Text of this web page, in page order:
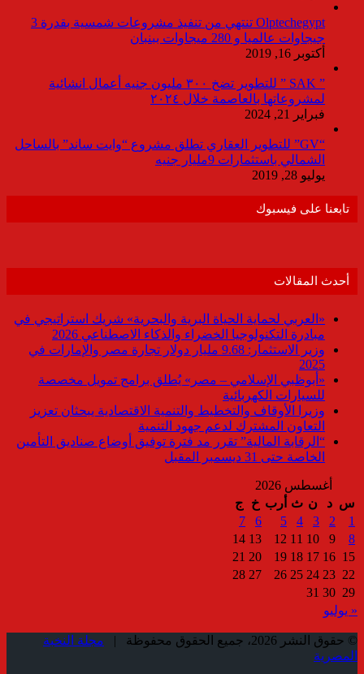
Olptechegypt تنتهي من تنفيذ مشروعات شمسية بقدرة 3
جيجاوات عالميا و 280 ميجاوات ببنبان
أكتوبر 16, 2019
” SAK ” للتطوير تضخ ٣٠٠ مليون جنيه أعمال انشائية
لمشروعاتها بالعاصمة خلال ٢٠٢٤
فبراير 21, 2024
“GV” للتطوير العقاري تطلق مشروع “وايت ساند” بالساحل
الشمالي باستثمارات 9مليار جنيه
يوليو 28, 2019
تابعنا على فيسبوك
أحدث المقالات
«العربي لحماية الحياة البرية والبحرية» شريك استراتيجي في
مبادرة التكنولوجيا الخضراء والذكاء الاصطناعي 2026
وزير الاستثمار: 9.68 مليار دولار تجارة مصر والإمارات في
2025
«أبوظبي الإسلامي – مصر» يُطلق برامج تمويل مخصصة
للسيارات الكهربائية
وزيرا الأوقاف والتخطيط والتنمية الاقتصادية يبحثان تعزيز
التعاون المشترك لدعم جهود التنمية
“الرقابة المالية” تقرر مد فترة توفيق أوضاع صناديق التأمين
الخاصة حتى 31 ديسمبر المقبل
أغسطس 2026
س د ن ث أرب خ
ج
1
2
3
4
5
6
7
8
9
10
11
12
13
14
15
16
17
18
19
20
21
22
23
24
25
26
27
28
29
30
31
« يوليو
© حقوق النشر 2026، جميع الحقوق محفوظة |
مجلة النخبة
المصرية